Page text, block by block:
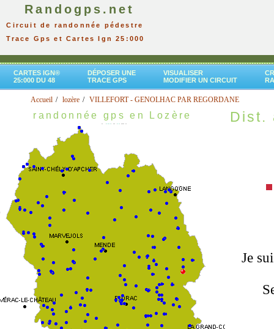
Randogps.net
Circuit de randonnée pédestre
Trace Gps et Cartes Ign 25:000
CARTES IGN®
25:000 DU 48
DÉPOSER UNE
TRACE GPS
VISUALISER
MODIFIER UN CIRCUIT
Accueil lozère VILLEFORT - GENOLHAC PAR REGORDANE
randonnée gps en Lozère Dist.
Je